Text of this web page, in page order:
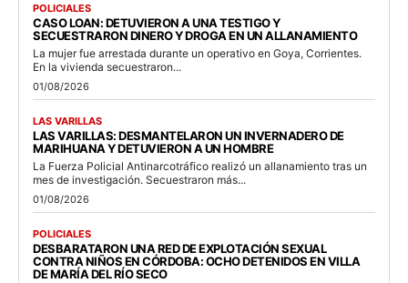
POLICIALES
CASO LOAN: DETUVIERON A UNA TESTIGO Y
SECUESTRARON DINERO Y DROGA EN UN ALLANAMIENTO
La mujer fue arrestada durante un operativo en Goya, Corrientes.
En la vivienda secuestraron...
01/08/2026
LAS VARILLAS
LAS VARILLAS: DESMANTELARON UN INVERNADERO DE
MARIHUANA Y DETUVIERON A UN HOMBRE
La Fuerza Policial Antinarcotráfico realizó un allanamiento tras un
mes de investigación. Secuestraron más...
01/08/2026
POLICIALES
DESBARATARON UNA RED DE EXPLOTACIÓN SEXUAL
CONTRA NIÑOS EN CÓRDOBA: OCHO DETENIDOS EN VILLA
DE MARÍA DEL RÍO SECO